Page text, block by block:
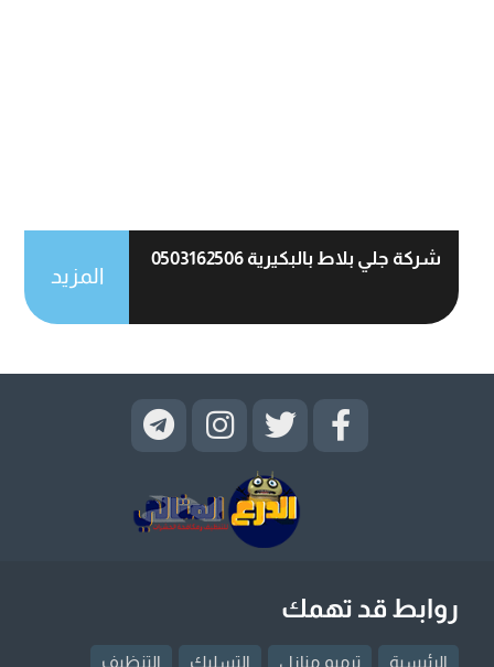
شركة جلي بلاط بالبكيرية 0503162506
المزيد
روابط قد تهمك
الرئيسية ترميم منازل التسليك التنظيف